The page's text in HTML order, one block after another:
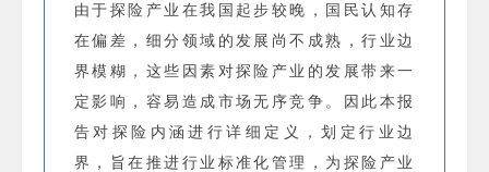
由于探险产业在我国起步较晚，国民认知存
在偏差，细分领域的发展尚不成熟，行业边
界模糊，这些因素对探险产业的发展带来一
定影响，容易造成市场无序竞争。因此本报
告对探险内涵进行详细定义，划定行业边
界，旨在推进行业标准化管理，为探险产业